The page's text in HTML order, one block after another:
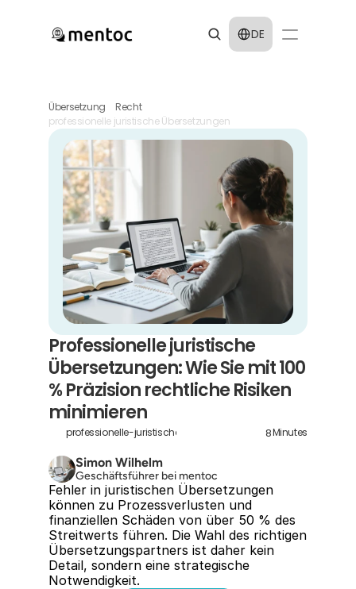
Select Language
DE
Übersetzung
Recht
professionelle juristische Übersetzungen
Professionelle juristische
Übersetzungen: Wie Sie mit 100
% Präzision rechtliche Risiken
minimieren
professionelle-juristische-ubersetzungen 8Minutes
Simon Wilhelm
Geschäftsführer bei mentoc
Fehler in juristischen Übersetzungen
können zu Prozessverlusten und
finanziellen Schäden von über 50 % des
Streitwerts führen. Die Wahl des richtigen
Übersetzungspartners ist daher kein
Detail, sondern eine strategische
Notwendigkeit.